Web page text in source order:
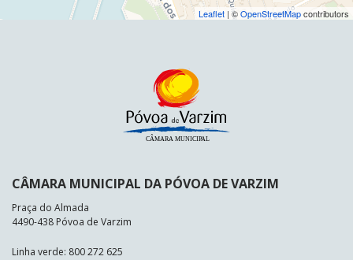
Leaflet | ©OpenStreetMapcontributors
CÂMARA MUNICIPAL DA PÓVOA DE VARZIM
Praça do Almada
4490-438 Póvoa de Varzim
Linha verde: 800 272 625